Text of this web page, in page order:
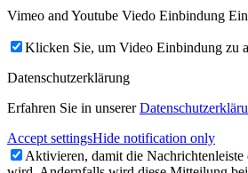
Vimeo and Youtube Viedo Einbindung
Klicken Sie, um Video Einbindung zu
Datenschutzerklärung
Erfahren Sie in unserer
Accept settingsHide notification only
Aktivieren, damit die Nachrichtenleiste